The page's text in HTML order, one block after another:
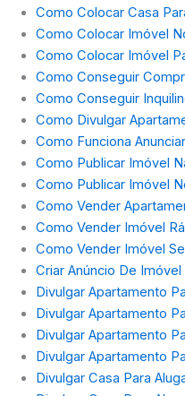
Como Colocar Casa
Como Colocar Imóvel
Como Colocar Imóvel
Como Conseguir
Como Conseguir
Como Divulgar
Como Funciona
Como Publicar Imóvel
Como Publicar Imóvel
Como Vender
Como Vender Imóvel
Como Vender Imóvel
Criar Anúncio De Imóvel
Divulgar Apartamento
Divulgar Apartamento
Divulgar Apartamento
Divulgar Apartamento
Divulgar Casa Para